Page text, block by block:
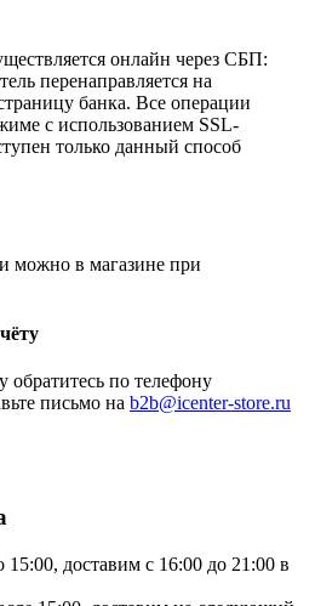
онлайн через СБП:
перенаправляется на
банка. Все операции
с использованием SSL-
только данный способ
можно в магазине при
обратитесь по телефону
письмо на b2b@icenter-store.ru
доставим с 16:00 до 21:00 в